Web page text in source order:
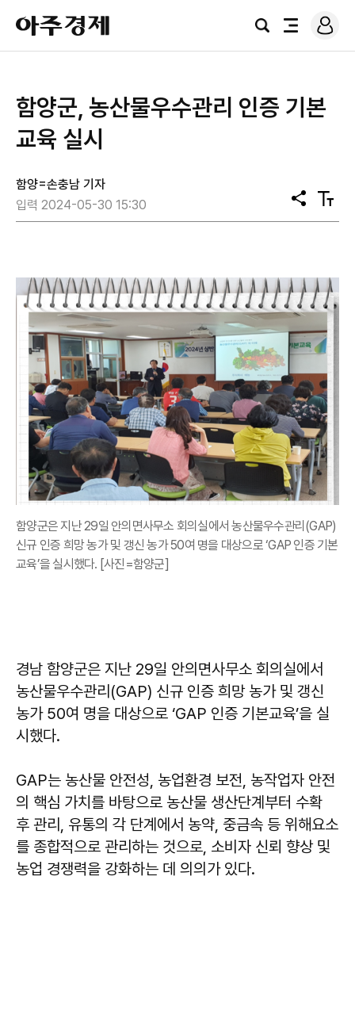
아
주
경
검
전
로
그
함양군, 농산물우수관리 인증 기본
교육 실시
함양=손충남 기자
입력 2024-05-30 15:30
공
유
텍
스
함양군은 지난 29일 안의면사무소 회의실에서 농산물우수관리(GAP)
신규 인증 희망 농가 및 갱신 농가 50여 명을 대상으로 ‘GAP 인증 기본
교육’을 실시했다. [사진=함양군]
경남 함양군은 지난 29일 안의면사무소 회의실에서
농산물우수관리(GAP) 신규 인증 희망 농가 및 갱신
농가 50여 명을 대상으로 ‘GAP 인증 기본교육’을 실
시했다.
GAP는 농산물 안전성, 농업환경 보전, 농작업자 안전
의 핵심 가치를 바탕으로 농산물 생산단계부터 수확
후 관리, 유통의 각 단계에서 농약, 중금속 등 위해요소
를 종합적으로 관리하는 것으로, 소비자 신뢰 향상 및
농업 경쟁력을 강화하는 데 의의가 있다.